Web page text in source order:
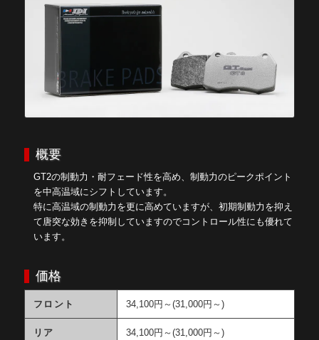
概要
GT2の制動力・耐フェード性を高め、制動力のピークポイント
を中高温域にシフトしています。
特に高温域の制動力を更に高めていますが、初期制動力を抑え
て唐突な効きを抑制していますのでコントロール性にも優れて
います。
価格
フロント 34,100円～(31,000円～)
リア 34,100円～(31,000円～)